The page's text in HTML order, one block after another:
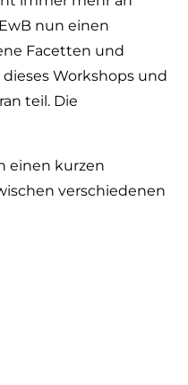
nun einen
Facetten und
Workshops und
teil. Die
einen kurzen
verschiedenen